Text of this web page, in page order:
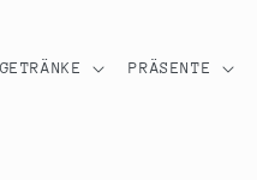
GETRÄNKE PRÄSENTE